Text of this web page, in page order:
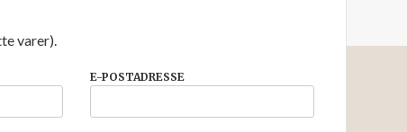
SIKKERHET OG PERSONVERN NYHETSBREV
en bedre kjøpsopplevelse og vi kan yte deg bedre service. Vi
varer).
E-POSTADRESSE